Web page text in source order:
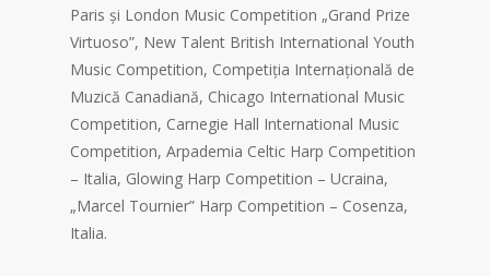
Paris și London Music Competition „Grand Prize
Virtuoso”, New Talent British International Youth
Music Competition, Competiția Internațională de
Muzică Canadiană, Chicago International Music
Competition, Carnegie Hall International Music
Competition, Arpademia Celtic Harp Competition
– Italia, Glowing Harp Competition – Ucraina,
„Marcel Tournier” Harp Competition – Cosenza,
Italia.